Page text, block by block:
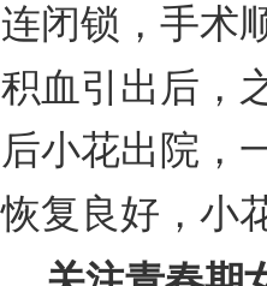
连闭锁，手术
积血引出后，
后小花出院，
恢复良好，小